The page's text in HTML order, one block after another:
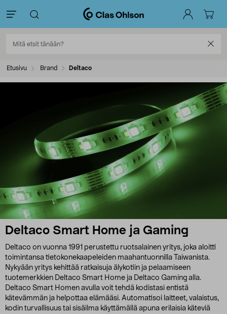
Etusivu Brand Deltaco
Deltaco Smart Home ja Gaming
Deltaco on vuonna 1991 perustettu ruotsalainen yritys, joka aloitti
toimintansa tietokonekaapeleiden maahantuonnilla Taiwanista.
Nykyään yritys kehittää ratkaisuja älykotiin ja pelaamiseen
tuotemerkkien Deltaco Smart Home ja Deltaco Gaming alla.
Deltaco Smart Homen avulla voit tehdä kodistasi entistä
kätevämmän ja helpottaa elämääsi. Automatisoi laitteet, valaistus,
kodin turvallisuus tai sisäilma käyttämällä apuna erilaisia käteviä